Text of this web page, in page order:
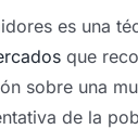
es una
que
sobre una
de la